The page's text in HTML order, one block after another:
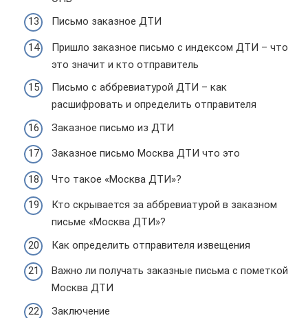
Письмо заказное ДТИ
Пришло заказное письмо с индексом ДТИ – что
это значит и кто отправитель
Письмо с аббревиатурой ДТИ – как
расшифровать и определить отправителя
Заказное письмо из ДТИ
Заказное письмо Москва ДТИ что это
Что такое «Москва ДТИ»?
Кто скрывается за аббревиатурой в заказном
письме «Москва ДТИ»?
Как определить отправителя извещения
Важно ли получать заказные письма с пометкой
Москва ДТИ
Заключение